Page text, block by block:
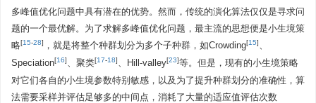
多峰值优化问题中具有潜在的优势。然而，传统的演化算法仅仅是寻求问
题的一个最优解。为了求解多峰值优化问题，最主流的思想便是小生境策
略[15-28] ，就是将整个种群划分为多个子种群，如Crowding[15]、
Speciation[16]、聚类[17-18]、Hill-valley[23]等。但是，现有的小生境策略
对它们各自的小生境参数特别敏感，以及为了提升种群划分的准确性，算
法需要采样并评估足够多的中间点，消耗了大量的适应值评估次数